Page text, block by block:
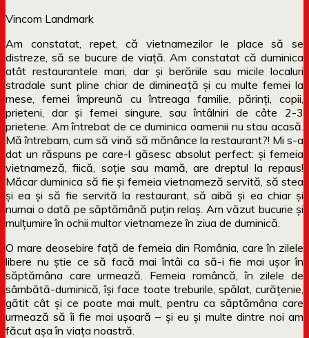
Vincom Landmark
Am constatat, repet, că vietnamezilor le place să se
distreze, să se bucure de viață. Am constatat că duminica
atât restaurantele mari, dar și berăriile sau micile localuri
stradale sunt pline chiar de dimineață și cu multe femei la
mese, femei împreună cu întreaga familie, părinți, copii,
prieteni, dar și femei singure, sau întâlniri de câte 2-3
prietene. Am întrebat de ce duminica oamenii nu stau acasă.
Mă întrebam, cum să vină să mănânce la restaurant?! Mi s-a
dat un răspuns pe care-l găsesc absolut perfect: și femeia
vietnameză, fiică, soție sau mamă, are dreptul la repaus!
Măcar duminica să fie și femeia vietnameză servită, să stea
și ea și să fie servită la restaurant, să aibă și ea chiar și
numai o dată pe săptămână puțin relaș. Am văzut bucurie și
mulțumire în ochii multor vietnameze în ziua de duminică.
O mare deosebire față de femeia din România, care în zilele
libere nu știe ce să facă mai întâi ca să-i fie mai ușor în
săptămâna care urmează. Femeia româncă, în zilele de
sâmbătă-duminică, își face toate treburile, spălat, curățenie,
gătit cât și ce poate mai mult, pentru ca săptămâna care
urmează să îi fie mai ușoară – și eu și multe dintre noi am
făcut așa în viața noastră.